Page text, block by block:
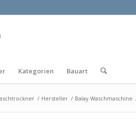
Kategorien Bauart
/ Hersteller / Balay Waschmaschine